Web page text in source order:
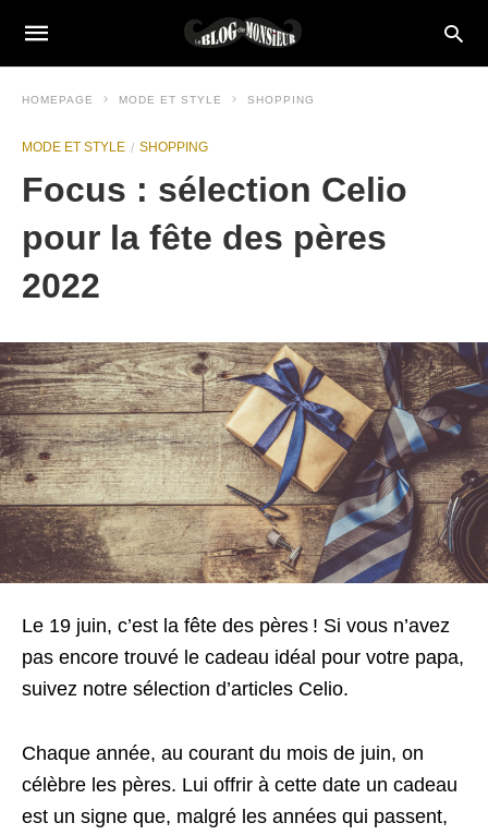
HOMEPAGE MODE ET STYLE SHOPPING
MODE ET STYLE SHOPPING
Focus : sélection Celio
pour la fête des pères
2022
Le 19 juin, c’est la fête des pères ! Si vous n’avez
pas encore trouvé le cadeau idéal pour votre papa,
suivez notre sélection d’articles Celio.
Chaque année, au courant du mois de juin, on
célèbre les pères. Lui offrir à cette date un cadeau
est un signe que, malgré les années qui passent,